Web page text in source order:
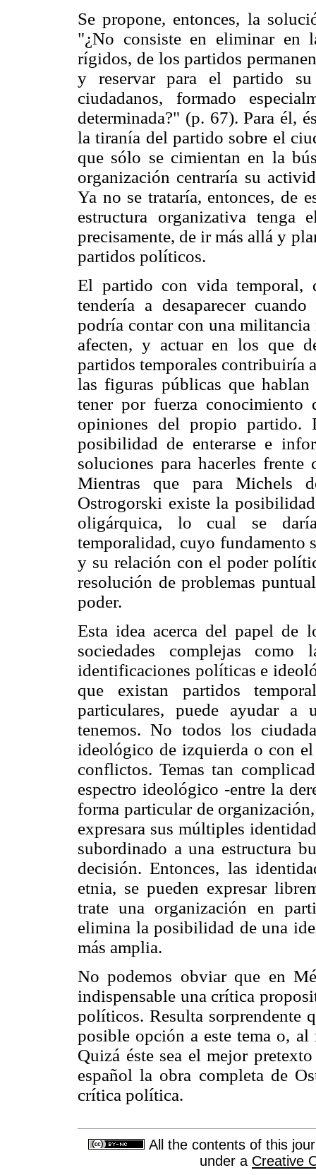
Se propone, entonces, la
"¿No consiste en eliminar en
rígidos, de los partidos
y reservar para el partido su
ciudadanos, formado
determinada?" (p. 67). Para él,
la tiranía del partido sobre el
que sólo se cimientan en la
organización centraría su
Ya no se trataría, entonces, de
estructura organizativa
precisamente, de ir más allá y
partidos políticos.
El partido con vida temporal,
tendería a desaparecer
podría contar con una
afecten, y actuar en los que
partidos temporales contribuiría
las figuras públicas que
tener por fuerza
opiniones del propio partido.
posibilidad de enterarse e
soluciones para hacerles
Mientras que para Michels
Ostrogorski existe la
oligárquica, lo cual se
temporalidad, cuyo fundamento
y su relación con el poder
resolución de problemas
poder.
Esta idea acerca del papel de
sociedades complejas
identificaciones políticas e
que existan partidos
particulares, puede ayudar
tenemos. No todos los
ideológico de izquierda o con
conflictos. Temas tan
espectro ideológico -entre la
forma particular de
expresara sus múltiples
subordinado a una estructura
decisión. Entonces, las
etnia, se pueden expresar
trate una organización en
elimina la posibilidad de una
más amplia.
No podemos obviar que en
indispensable una crítica
políticos. Resulta sorprendente
posible opción a este tema o,
Quizá éste sea el mejor
español la obra completa de
crítica política.
All the contents of this
under a Creative